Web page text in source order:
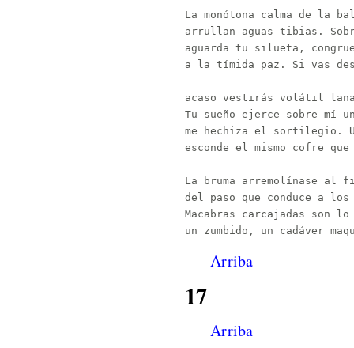
La monótona calma de la
arrullan aguas tibias.
aguarda tu silueta,
a la tímida paz. Si vas
acaso vestirás volátil
Tu sueño ejerce sobre mí
me hechiza el sortilegio.
esconde el mismo cofre
La bruma arremolínase al
del paso que conduce a los
Macabras carcajadas son lo
Arriba
17
Arriba